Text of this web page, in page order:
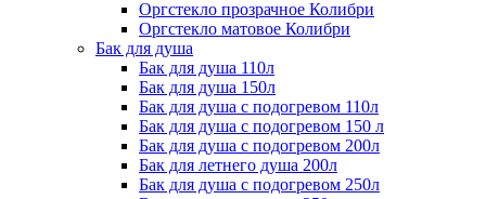
Оргстекло прозрачное Колибри
Оргстекло матовое Колибри
Бак для душа
Бак для душа 110л
Бак для душа 150л
Бак для душа с подогревом 110л
Бак для душа с подогревом 150 л
Бак для душа с подогревом 200л
Бак для летнего душа 200л
Бак для душа с подогревом 250л